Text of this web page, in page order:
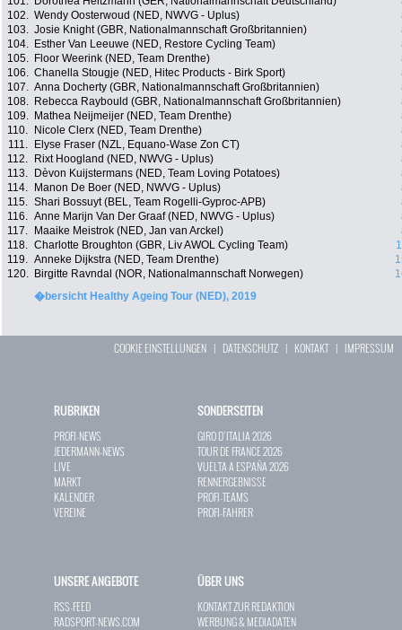
102. Wendy Oosterwoud (NED, NWVG - Uplus)
103. Josie Knight (GBR, Nationalmannschaft Großbritannien)
104.
Esther Van Leeuwe (NED, Restore Cycling Team)
105.
Floor Weerink (NED, Team Drenthe)
106. Chanella Stougje (NED, Hitec Products - Birk Sport)
107. Anna Docherty (GBR, Nationalmannschaft Großbritannien)
108.
Rebecca Raybould (GBR, Nationalmannschaft Großbritannien)
109.
Mathea Neijmeijer (NED, Team Drenthe)
110.
Nicole Clerx (NED, Team Drenthe)
111.
Elyse Fraser (NZL, Equano-Wase Zon CT)
112.
Rixt Hoogland (NED, NWVG - Uplus)
113.
Dèvon Kuijstermans (NED, Team Loving Potatoes)
114.
Manon De Boer (NED, NWVG - Uplus)
115. Shari Bossuyt (BEL, Team Rogelli-Gyproc-APB)
116. Anne Marijn Van Der Graaf (NED, NWVG - Uplus)
117.
Maaike Meistrok (NED, Jan van Arckel)
118. Charlotte Broughton (GBR, Liv AWOL Cycling Team)
119. Anneke Dijkstra (NED, Team Drenthe)
120.
Birgitte Ravndal (NOR, Nationalmannschaft Norwegen)
�bersicht Healthy Ageing Tour (NED), 2019
COOKIE EINSTELLUNGEN | DATENSCHUTZ | KONTAKT| IMPRESSUM
RUBRIKEN
PROFI-NEWS
JEDERMANN-NEWS
LIVE
MARKT
KALENDER
VEREINE
SONDERSEITEN
GIRO D`ITALIA 2026
TOUR DE FRANCE 2026
VUELTA A ESPAÑA 2026
RENNERGEBNISSE
PROFI-TEAMS
PROFI-FAHRER
UNSERE ANGEBOTE
RSS-FEED
RADSPORT-NEWS.COM
ÜBER UNS
KONTAKT ZUR REDAKTION
WERBUNG & MEDIADATEN